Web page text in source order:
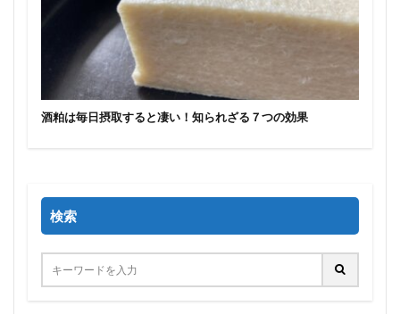
酒粕は毎日摂取すると凄い！知られざる７つの効果
検索